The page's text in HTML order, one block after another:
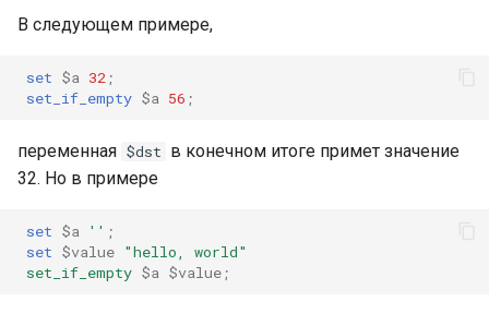
rsa
scrypt
shell
signal
smtp
В следующем примере,
set $a 32 ;
set_if_empty $a 56 ;
переменная $dst в конечном итоге примет значение
32. Но в примере
set $a '' ;
set $value "hello,
world"
set_if_empty $a $value ;